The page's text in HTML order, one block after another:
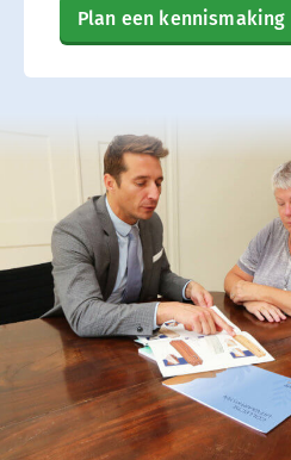
Plan een kennismaking